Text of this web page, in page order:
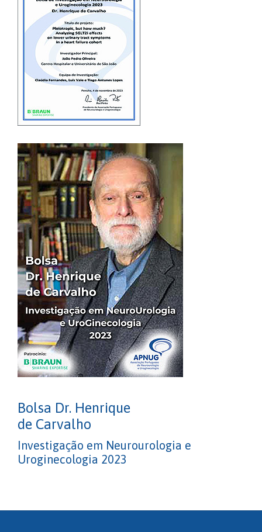
Bolsa Dr. Henrique
de Carvalho
Investigação em Neurourologia e
Uroginecologia 2023